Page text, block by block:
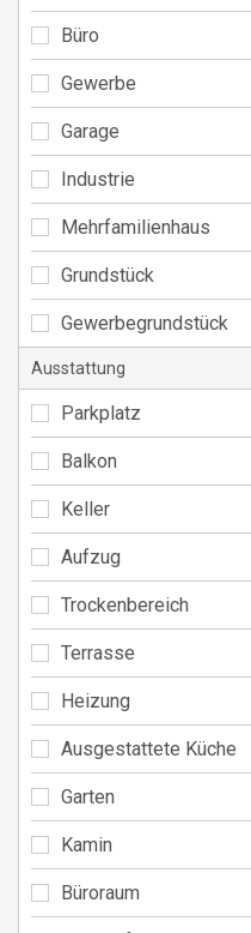
Büro
Gewerbe
Garage
Industrie
Mehrfamilienhaus
Grundstück
Gewerbegrundstück
Ausstattung
Parkplatz
Balkon
Keller
Aufzug
Trockenbereich
Terrasse
Heizung
Ausgestattete Küche
Garten
Kamin
Büroraum